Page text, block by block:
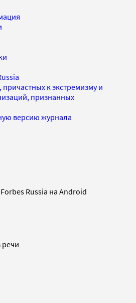
к экстремизму и
признанных
версию журнала
Russia на Android
речи